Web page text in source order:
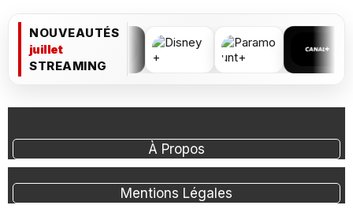
NOUVEAUTÉS
juillet
STREAMING
À Propos
Mentions Légales